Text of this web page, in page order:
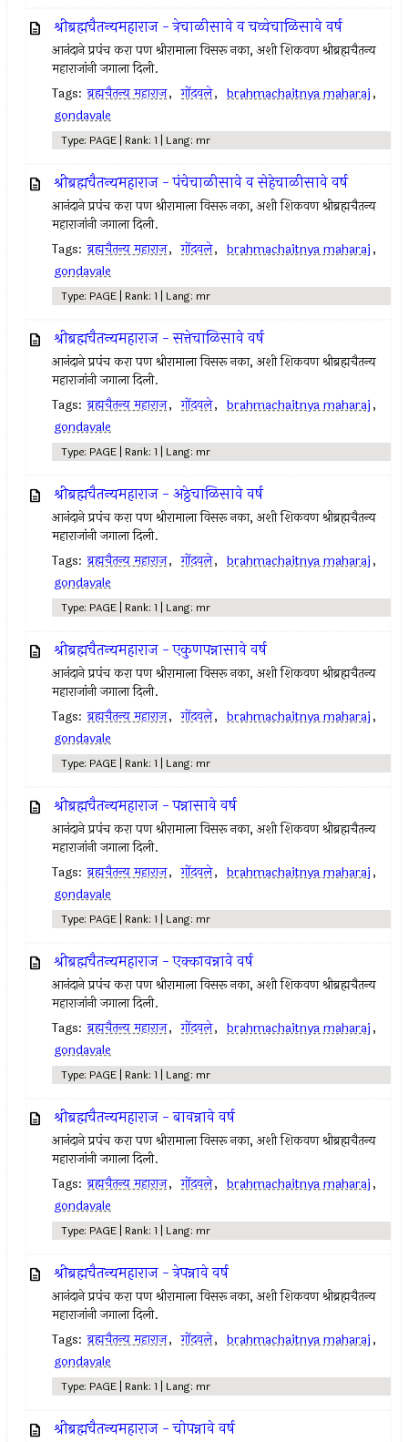
श्रीब्रह्मचैतन्यमहाराज - त्रेचाळीसावे व चव्वेचाळिसावे वर्ष
आनंदाने प्रपंच करा पण श्रीरामाला विसरू नका, अशी शिकवण श्रीब्रह्मचैतन्य
महाराजांनी जगाला दिली.
Tags: ब्रह्मचैतन्य महाराज, गोंदवले, brahmachaitnya maharaj,
gondavale
Type: PAGE | Rank: 1 | Lang: mr
श्रीब्रह्मचैतन्यमहाराज - पंचेचाळीसावे व सेहेचाळीसावे वर्ष
आनंदाने प्रपंच करा पण श्रीरामाला विसरू नका, अशी शिकवण श्रीब्रह्मचैतन्य
महाराजांनी जगाला दिली.
Tags: ब्रह्मचैतन्य महाराज, गोंदवले, brahmachaitnya maharaj,
gondavale
Type: PAGE | Rank: 1 | Lang: mr
श्रीब्रह्मचैतन्यमहाराज - सत्तेचाळिसावे वर्ष
आनंदाने प्रपंच करा पण श्रीरामाला विसरू नका, अशी शिकवण श्रीब्रह्मचैतन्य
महाराजांनी जगाला दिली.
Tags: ब्रह्मचैतन्य महाराज, गोंदवले, brahmachaitnya maharaj,
gondavale
Type: PAGE | Rank: 1 | Lang: mr
श्रीब्रह्मचैतन्यमहाराज - अठ्ठेचाळिसावे वर्ष
आनंदाने प्रपंच करा पण श्रीरामाला विसरू नका, अशी शिकवण श्रीब्रह्मचैतन्य
महाराजांनी जगाला दिली.
Tags: ब्रह्मचैतन्य महाराज, गोंदवले, brahmachaitnya maharaj,
gondavale
Type: PAGE | Rank: 1 | Lang: mr
श्रीब्रह्मचैतन्यमहाराज - एकुणपन्नासावे वर्ष
आनंदाने प्रपंच करा पण श्रीरामाला विसरू नका, अशी शिकवण श्रीब्रह्मचैतन्य
महाराजांनी जगाला दिली.
Tags: ब्रह्मचैतन्य महाराज, गोंदवले, brahmachaitnya maharaj,
gondavale
Type: PAGE | Rank: 1 | Lang: mr
श्रीब्रह्मचैतन्यमहाराज - पन्नासावे वर्ष
आनंदाने प्रपंच करा पण श्रीरामाला विसरू नका, अशी शिकवण श्रीब्रह्मचैतन्य
महाराजांनी जगाला दिली.
Tags: ब्रह्मचैतन्य महाराज, गोंदवले, brahmachaitnya maharaj,
gondavale
Type: PAGE | Rank: 1 | Lang: mr
श्रीब्रह्मचैतन्यमहाराज - एक्कावन्नावे वर्ष
आनंदाने प्रपंच करा पण श्रीरामाला विसरू नका, अशी शिकवण श्रीब्रह्मचैतन्य
महाराजांनी जगाला दिली.
Tags: ब्रह्मचैतन्य महाराज, गोंदवले, brahmachaitnya maharaj,
gondavale
Type: PAGE | Rank: 1 | Lang: mr
श्रीब्रह्मचैतन्यमहाराज - बावन्नावे वर्ष
आनंदाने प्रपंच करा पण श्रीरामाला विसरू नका, अशी शिकवण श्रीब्रह्मचैतन्य
महाराजांनी जगाला दिली.
Tags: ब्रह्मचैतन्य महाराज, गोंदवले, brahmachaitnya maharaj,
gondavale
Type: PAGE | Rank: 1 | Lang: mr
श्रीब्रह्मचैतन्यमहाराज - त्रेपन्नावे वर्ष
आनंदाने प्रपंच करा पण श्रीरामाला विसरू नका, अशी शिकवण श्रीब्रह्मचैतन्य
महाराजांनी जगाला दिली.
Tags: ब्रह्मचैतन्य महाराज, गोंदवले, brahmachaitnya maharaj,
gondavale
Type: PAGE | Rank: 1 | Lang: mr
श्रीब्रह्मचैतन्यमहाराज - चोपन्नावे वर्ष